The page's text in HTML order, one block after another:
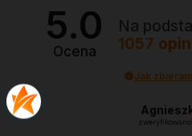
5.0
Ocena
Na
1057
Jak
zweryfikowano